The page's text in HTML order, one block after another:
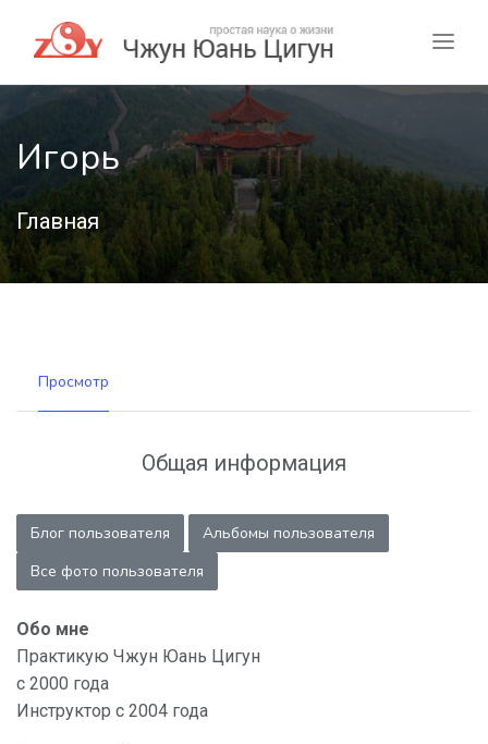
Игорь
Главная
Просмотр
Общая информация
Блог пользователя
Альбомы пользователя
Все фото пользователя
Обо мне
Практикую Чжун Юань Цигун
с 2000 года
Инструктор с 2004 года